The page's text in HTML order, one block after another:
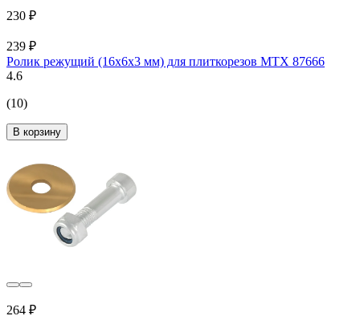
230 ₽
239 ₽
Ролик режущий (16х6х3 мм) для плиткорезов MTX 87666
4.6
(10)
В корзину
264 ₽